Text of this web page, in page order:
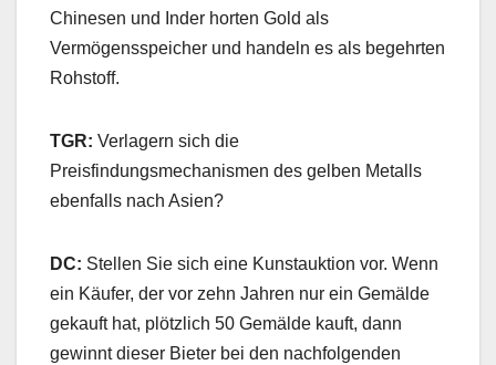
Chinesen und Inder horten Gold als
Vermögensspeicher und handeln es als begehrten
Rohstoff.
TGR: Verlagern sich die
Preisfindungsmechanismen des gelben Metalls
ebenfalls nach Asien?
DC: Stellen Sie sich eine Kunstauktion vor. Wenn
ein Käufer, der vor zehn Jahren nur ein Gemälde
gekauft hat, plötzlich 50 Gemälde kauft, dann
gewinnt dieser Bieter bei den nachfolgenden